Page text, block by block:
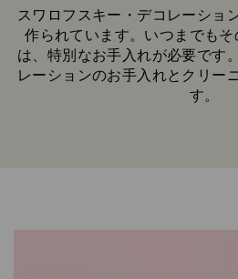
スワロフスキー・デコレーショ
作られています。いつまでも
は、特別なお手入れが必要です
レーションのお手入れとクリー
す。